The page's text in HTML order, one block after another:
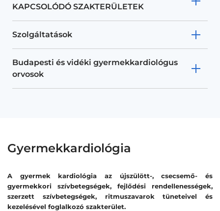
KAPCSOLÓDÓ SZAKTERÜLETEK
Szolgáltatások
Budapesti és vidéki gyermekkardiológus
orvosok
Gyermekkardiológia
A gyermek kardiológia az újszülött-, csecsemő- és
gyermekkori szívbetegségek, fejlődési rendellenességek,
szerzett szívbetegségek, ritmuszavarok tüneteivel és
kezelésével foglalkozó szakterület.